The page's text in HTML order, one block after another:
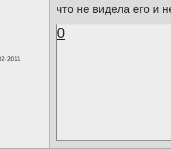
2011
что не видела его и
0